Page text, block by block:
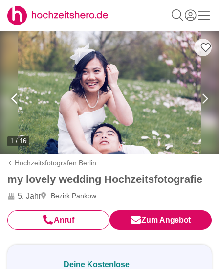
1 / 16
Hochzeitsfotografen Berlin
my lovely wedding Hochzeitsfotografie
5. Jahr Bezirk Pankow
Anruf Zum Angebot
Deine Kostenlose